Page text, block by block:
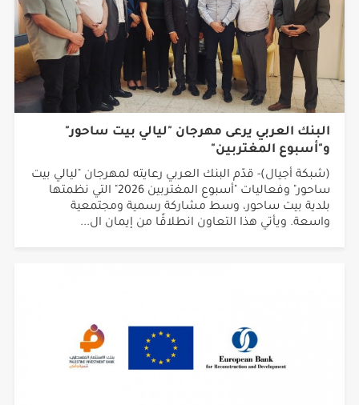
البنك العربي يرعى مهرجان "ليالي بيت ساحور"
و"أسبوع المغتربين"
(شبكة أجيال)- قدّم البنك العربي رعايته لمهرجان "ليالي بيت
ساحور" وفعاليات "أسبوع المغتربين 2026" التي نظمتها
بلدية بيت ساحور، وسط مشاركة رسمية ومجتمعية
واسعة. ويأتي هذا التعاون انطلاقًا من إيمان ال...